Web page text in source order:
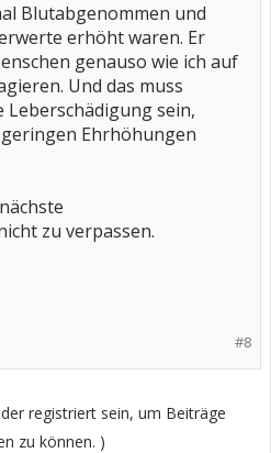
Blutabgenommen und
erhöht waren. Er
genauso wie ich auf
Und das muss
Leberschädigung sein,
Ehrhöhungen
zu verpassen.
#8
registriert sein, um Beiträge
zu können. )